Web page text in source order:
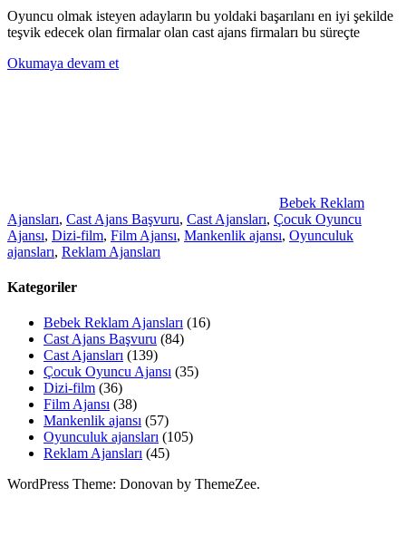
Oyuncu olmak isteyen adayların bu yoldaki başarılanı en iyi şekilde
teşvik edecek olan firmalar olan cast ajans firmaları bu süreçte
Okumaya devam et
Bebek Reklam
Ajansları, Cast Ajans Başvuru, Cast Ajansları, Çocuk Oyuncu
Ajansı, Dizi-film, Film Ajansı, Mankenlik ajansı, Oyunculuk
ajansları, Reklam Ajansları
Kategoriler
Bebek Reklam Ajansları (16)
Cast Ajans Başvuru (84)
Cast Ajansları (139)
Çocuk Oyuncu Ajansı (35)
Dizi-film (36)
Film Ajansı (38)
Mankenlik ajansı (57)
Oyunculuk ajansları (105)
Reklam Ajansları (45)
WordPress Theme: Donovan by ThemeZee.